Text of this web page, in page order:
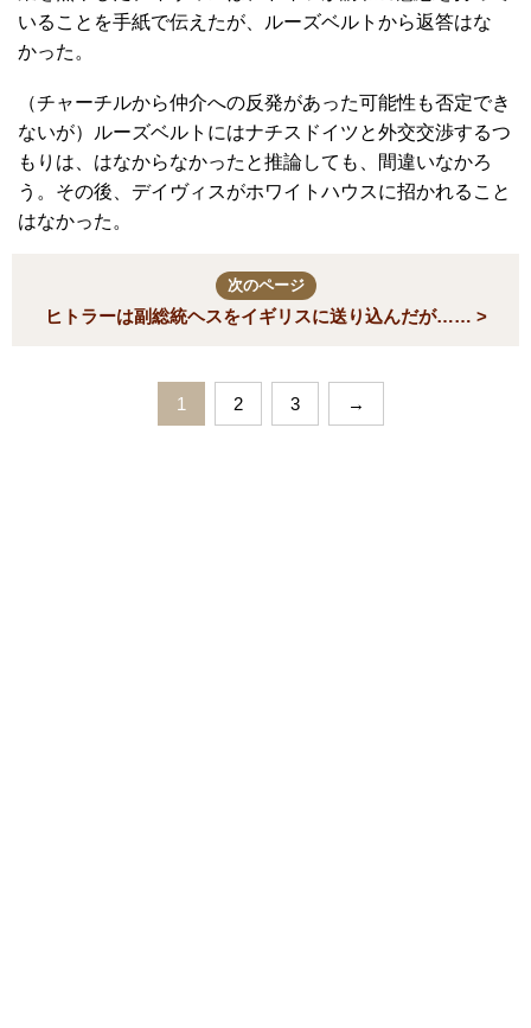
いることを手紙で伝えたが、ルーズベルトから返答はな
かった。
（チャーチルから仲介への反発があった可能性も否定でき
ないが）ルーズベルトにはナチスドイツと外交交渉するつ
もりは、はなからなかったと推論しても、間違いなかろ
う。その後、デイヴィスがホワイトハウスに招かれること
はなかった。
次のページ
ヒトラーは副総統ヘスをイギリスに送り込んだが…… >
1 2 3 →